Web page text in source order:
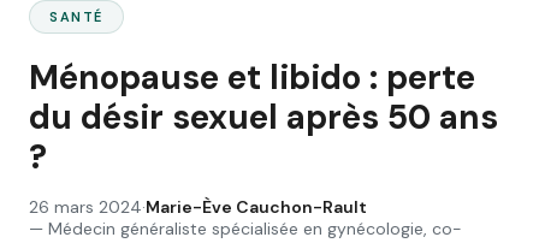
SANTÉ
Ménopause et libido : perte
du désir sexuel après 50 ans
?
26 mars 2024·Marie-Ève Cauchon-Rault
— Médecin généraliste spécialisée en gynécologie, co-